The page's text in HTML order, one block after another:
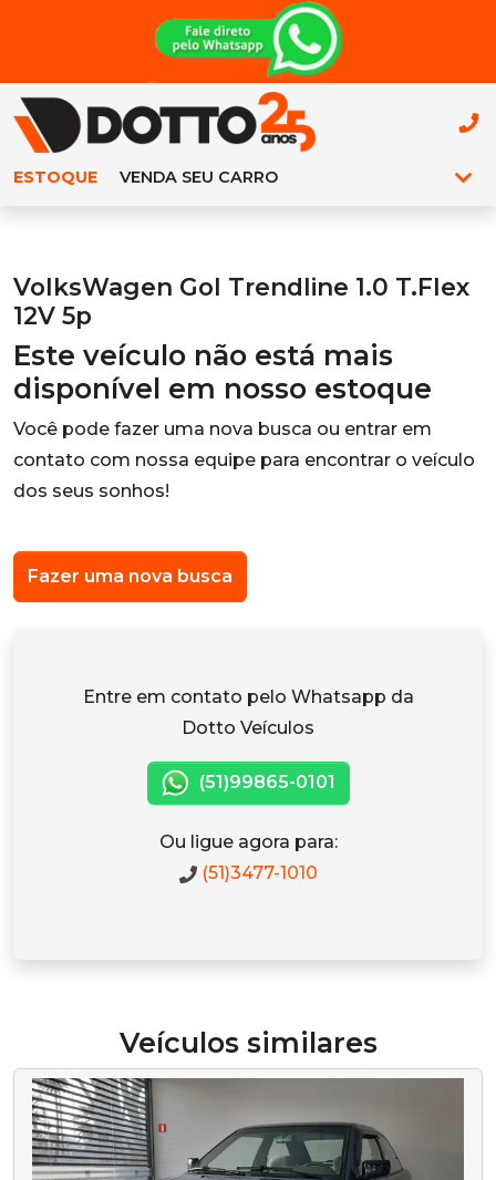
ESTOQUE VENDA SEU CARRO
VolksWagen Gol Trendline 1.0 T.Flex
12V 5p
Este veículo não está mais
disponível em nosso estoque
Você pode fazer uma nova busca ou entrar em
contato com nossa equipe para encontrar o veículo
dos seus sonhos!
Fazer uma nova busca
Entre em contato pelo Whatsapp da
Dotto Veículos
(51)99865-0101
Ou ligue agora para:
(51)3477-1010
Veículos similares